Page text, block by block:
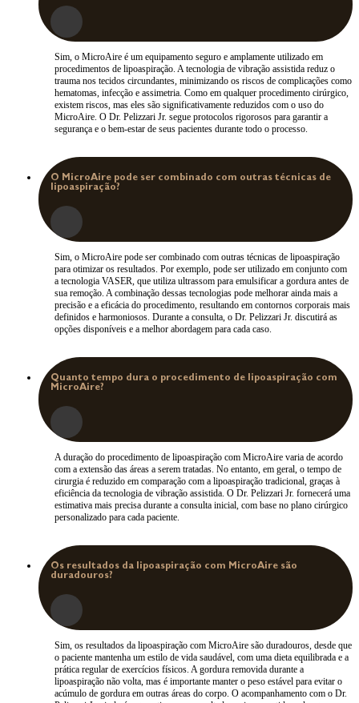
Sim, o MicroAire é um equipamento seguro e amplamente utilizado em
procedimentos de lipoaspiração. A tecnologia de vibração assistida reduz o
trauma nos tecidos circundantes, minimizando os riscos de complicações como
hematomas, infecção e assimetria. Como em qualquer procedimento cirúrgico,
existem riscos, mas eles são significativamente reduzidos com o uso do
MicroAire. O Dr. Pelizzari Jr. segue protocolos rigorosos para garantir a
segurança e o bem-estar de seus pacientes durante todo o processo.
O MicroAire pode ser combinado com outras técnicas de
lipoaspiração?
Sim, o MicroAire pode ser combinado com outras técnicas de lipoaspiração
para otimizar os resultados. Por exemplo, pode ser utilizado em conjunto com
a tecnologia VASER, que utiliza ultrassom para emulsificar a gordura antes de
sua remoção. A combinação dessas tecnologias pode melhorar ainda mais a
precisão e a eficácia do procedimento, resultando em contornos corporais mais
definidos e harmoniosos. Durante a consulta, o Dr. Pelizzari Jr. discutirá as
opções disponíveis e a melhor abordagem para cada caso.
Quanto tempo dura o procedimento de lipoaspiração com
MicroAire?
A duração do procedimento de lipoaspiração com MicroAire varia de acordo
com a extensão das áreas a serem tratadas. No entanto, em geral, o tempo de
cirurgia é reduzido em comparação com a lipoaspiração tradicional, graças à
eficiência da tecnologia de vibração assistida. O Dr. Pelizzari Jr. fornecerá uma
estimativa mais precisa durante a consulta inicial, com base no plano cirúrgico
personalizado para cada paciente.
Os resultados da lipoaspiração com MicroAire são
duradouros?
Sim, os resultados da lipoaspiração com MicroAire são duradouros, desde que
o paciente mantenha um estilo de vida saudável, com uma dieta equilibrada e a
prática regular de exercícios físicos. A gordura removida durante a
lipoaspiração não volta, mas é importante manter o peso estável para evitar o
acúmulo de gordura em outras áreas do corpo. O acompanhamento com o Dr.